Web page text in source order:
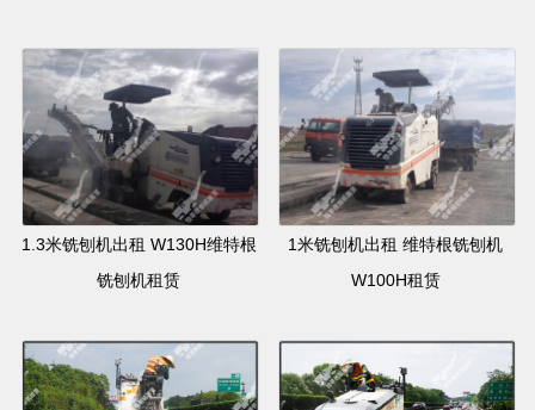
1.3米铣刨机出租 W130H维特根
铣刨机租赁
1米铣刨机出租 维特根铣刨机
W100H租赁